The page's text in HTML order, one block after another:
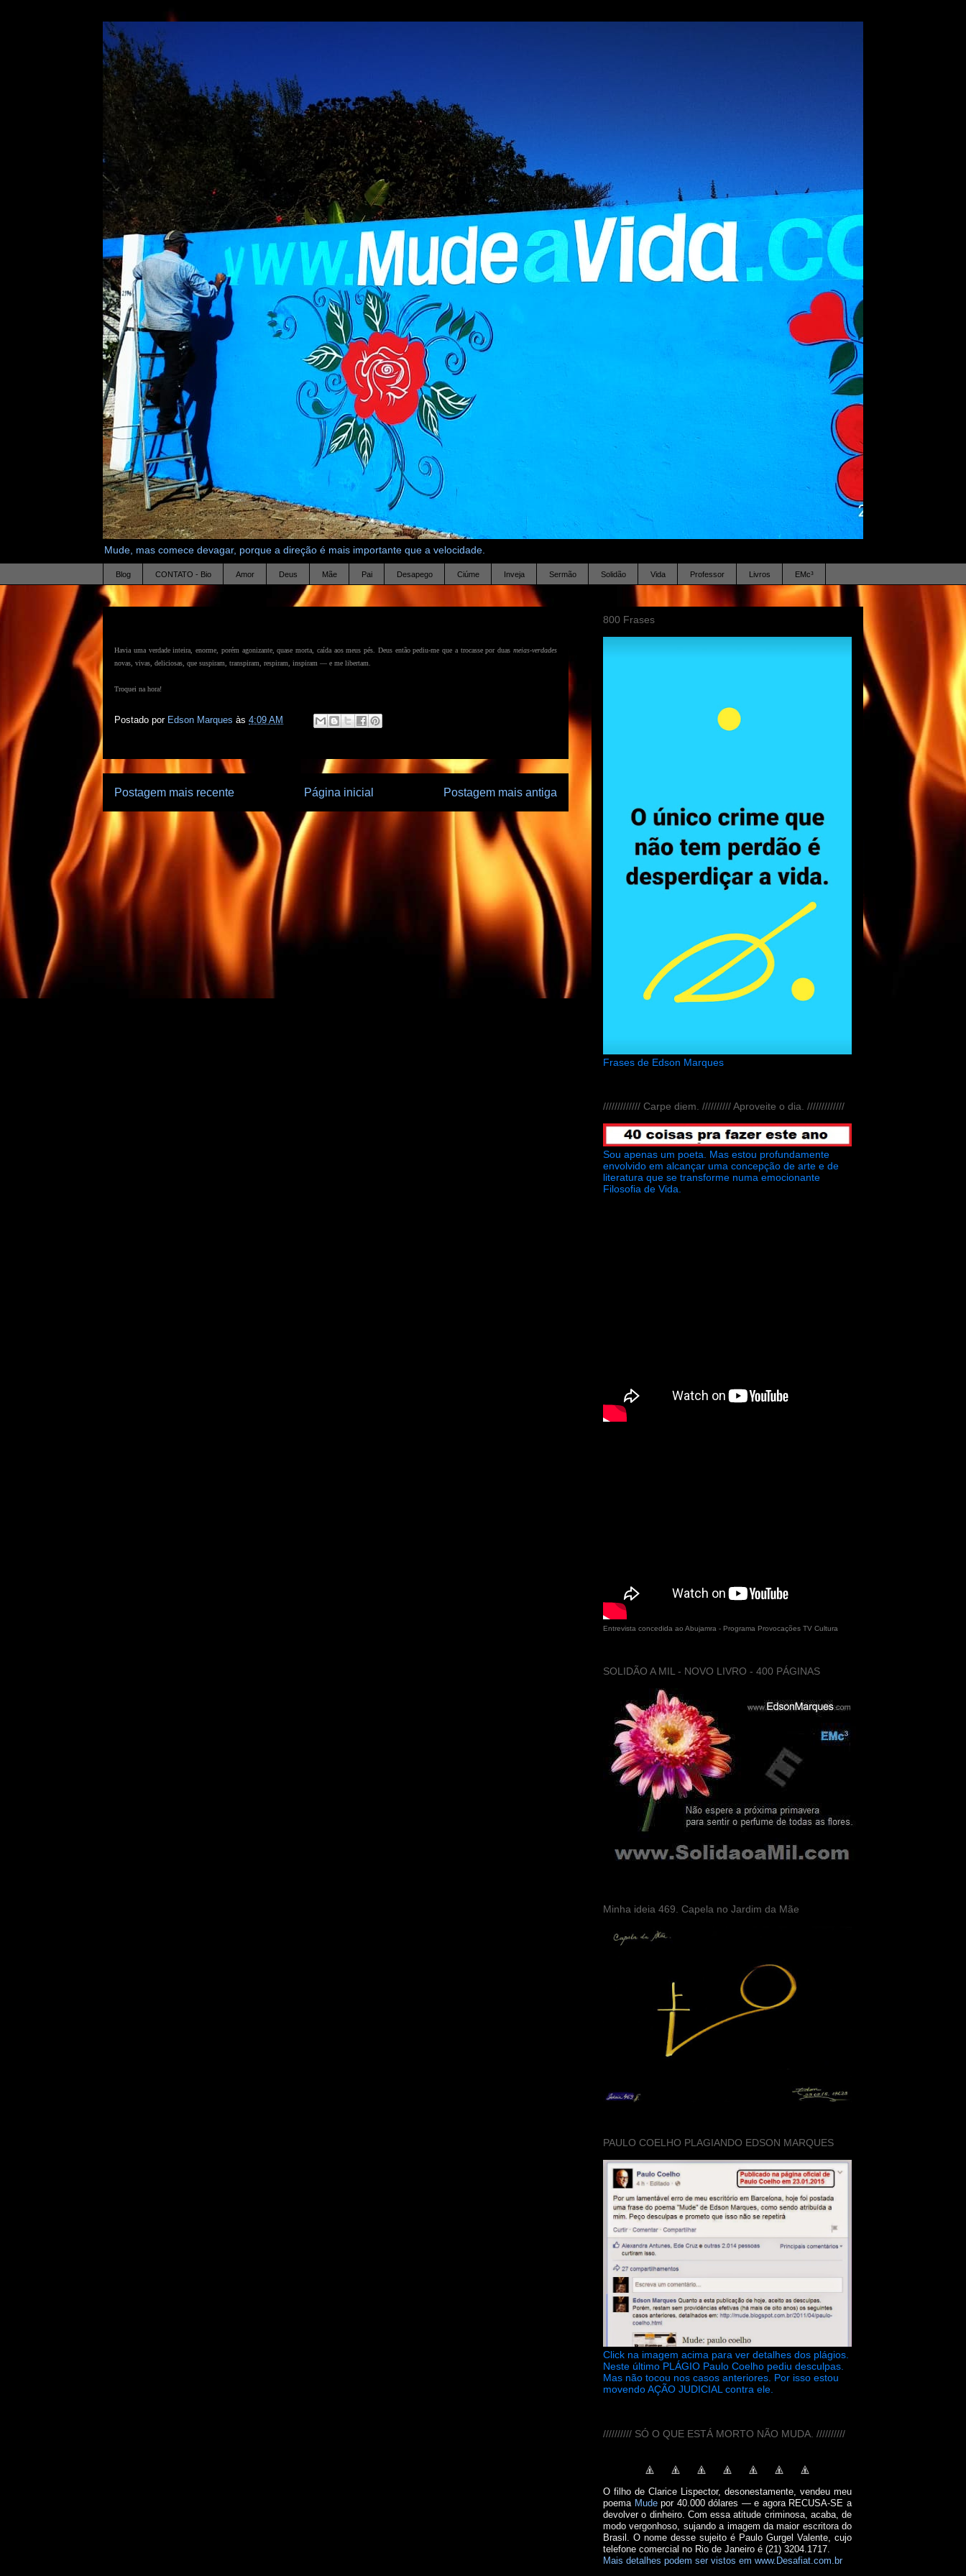
Mude, mas comece devagar, porque a direção é mais importante que a velocidade.
Blog CONTATO - Bio Amor Deus Mãe Pai Desapego Ciúme Inveja Sermão Solidão Vida Professor Livros EMc³
Havia uma verdade inteira, enorme, porém agonizante, quase morta, caída aos meus pés. Deus então pediu-me que a trocasse por duas meias-verdades
novas, vivas, deliciosas, que suspiram, transpiram, respiram, inspiram — e me libertam.
Troquei na hora!
Postado por Edson Marques às 4:09 AM
Postagem mais recente Postagem mais antiga
Página inicial
800 Frases
Frases de Edson Marques
///////////// Carpe diem. ////////// Aproveite o dia. /////////////
Sou apenas um poeta. Mas estou profundamente
envolvido em alcançar uma concepção de arte e de
literatura que se transforme numa emocionante
Filosofia de Vida.
Entrevista concedida ao Abujamra - Programa Provocações TV Cultura
SOLIDÃO A MIL - NOVO LIVRO - 400 PÁGINAS
Minha ideia 469. Capela no Jardim da Mãe
PAULO COELHO PLAGIANDO EDSON MARQUES
Click na imagem acima para ver detalhes dos plágios.
Neste último PLÁGIO Paulo Coelho pediu desculpas.
Mas não tocou nos casos anteriores. Por isso estou
movendo AÇÃO JUDICIAL contra ele.
////////// SÓ O QUE ESTÁ MORTO NÃO MUDA. //////////
O filho de Clarice Lispector, desonestamente, vendeu meu
poema Mudepor 40.000 dólares — e agora RECUSA-SE a
devolver o dinheiro. Com essa atitude criminosa, acaba, de
modo vergonhoso, sujando a imagem da maior escritora do
Brasil. O nome desse sujeito é Paulo Gurgel Valente, cujo
telefone comercial no Rio de Janeiro é (21) 3204.1717.
Mais detalhes podem ser vistos em www.Desafiat.com.br